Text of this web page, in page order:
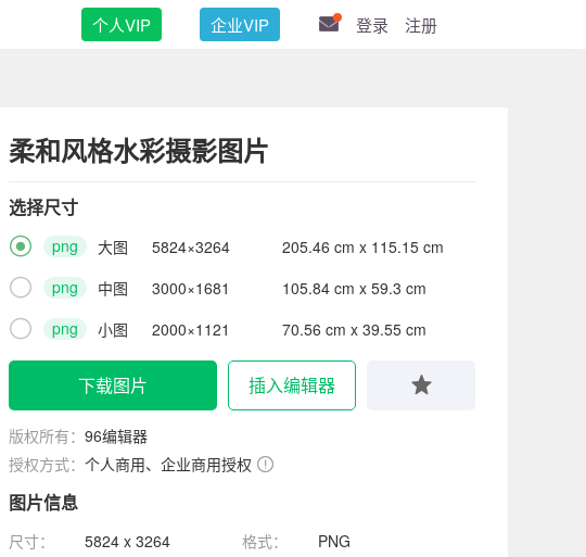
个人VIP 企业VIP 登录 注册
柔和风格水彩摄影图片
选择尺寸
 png 大图 5824×3264 205.46 cm x 115.15 cm
 png 中图 3000×1681 105.84 cm x 59.3 cm
 png 小图 2000×1121 70.56 cm x 39.55 cm
下载图片 插入编辑器
版权所有： 96编辑器
授权方式： 个人商用、企业商用授权
图片信息
尺寸： 5824 x 3264 格式：
PNG